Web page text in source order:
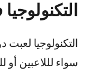
سواء لللاعبين أو